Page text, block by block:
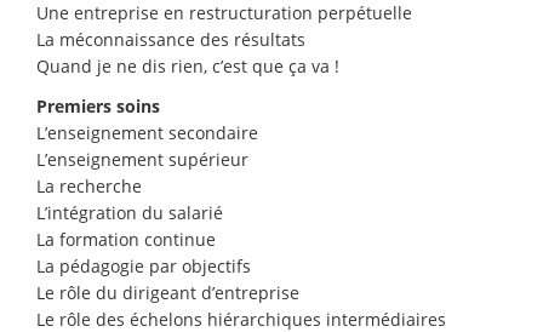
Une entreprise en restructuration perpétuelle
La méconnaissance des résultats
Quand je ne dis rien, c’est que ça va !
Premiers soins
L’enseignement secondaire
L’enseignement supérieur
La recherche
L’intégration du salarié
La formation continue
La pédagogie par objectifs
Le rôle du dirigeant d’entreprise
Le rôle des échelons hiérarchiques intermédiaires